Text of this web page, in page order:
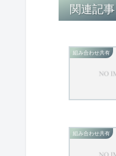
関連記事
組み合わせ共有
組み合わせ共有